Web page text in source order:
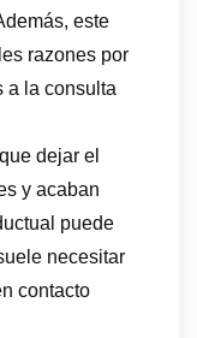
este
razones por
a la consulta
dejar el
y acaban
puede
necesitar
contacto